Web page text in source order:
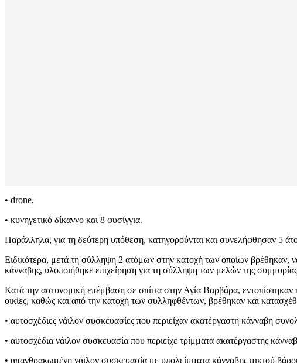
• drone,
• κυνηγετικό δίκαννο και 8 φυσίγγια.
Παράλληλα, για τη δεύτερη υπόθεση, κατηγορούνται και συνελήφθησαν 5
Ειδικότερα, μετά τη σύλληψη 2 ατόμων στην κατοχή των οποίων βρέθηκαν,
κάνναβης, υλοποιήθηκε επιχείρηση για τη σύλληψη των μελών της
Κατά την αστυνομική επέμβαση σε σπίτια στην Αγία Βαρβάρα,
οικίες, καθώς και από την κατοχή των συλληφθέντων, βρέθηκαν και
• αυτοσχέδιες νάιλον συσκευασίες που περιείχαν ακατέργαστη κάνναβη
• αυτοσχέδια νάιλον συσκευασία που περιείχε τρίμματα ακατέργαστης
• απανθρακωμένη νάιλον συσκευασία με υπολείμματα κάνναβης μικτού